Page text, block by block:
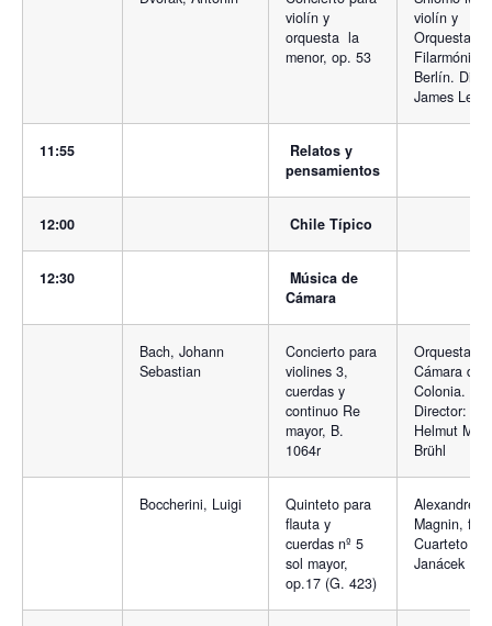
violín y
orquesta la
menor, op. 53
violín y
Orquesta
Filarmónica
Berlín.
James
11:55
Relatos y
pensamientos
12:00 Chile Típico
12:30
Música de
Cámara
Bach, Johann
Sebastian
Concierto para
violines 3,
cuerdas y
continuo Re
mayor, B.
1064r
Orquesta de
Cámara de
Colonia.
Director:
Helmut
Brühl
Boccherini, Luigi
Quinteto para
flauta y
cuerdas nº 5
sol mayor,
op.17 (G. 423)
Alexandre
Magnin,
Cuarteto
Janácek